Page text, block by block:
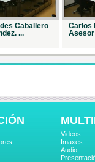
Caballero
...
Carlos
Asesor
Videos
Imaxes
Audio